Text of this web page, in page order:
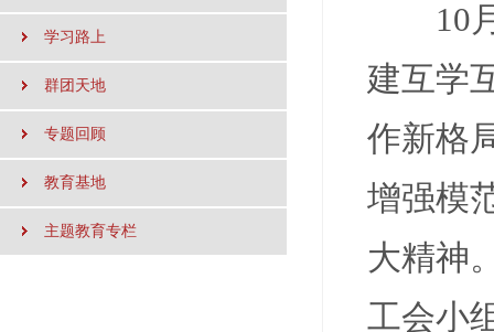
学习路上
群团天地
专题回顾
教育基地
主题教育专栏
10
建互学
作新格
增强模
大精神
工会小